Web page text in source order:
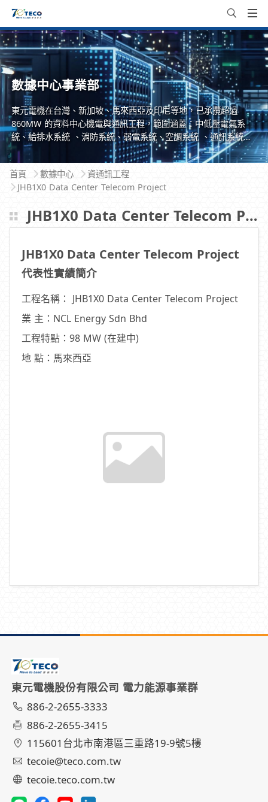
數據中心事業部
東元電機在台灣、新加坡、馬來西亞及印尼等地，已承攬超過
860MW 的資料中心機電與通訊工程，範圍涵蓋：中低壓電氣系
統、給排水系統 、消防系統、弱電系統、空調系統 、通訊系統。
成功案例包括全球前三大雲端服務商的資料中心，單一最大專案達
98MW，具備承攬 13,824C 光纖系統工程的能力。具備豐富的國
際工程經驗，熟悉歐美設計規範及 L1 - L5 測試要求，並自有專業
的 BIM 與 P6 團隊，深耕台灣與東南亞市場。
首頁 數據中心
資通訊工程
JHB1X0 Data Center Telecom Project
JHB1X0 Data Center Telecom Project
JHB1X0 Data Center Telecom Project
代表性實績簡介
工程名稱： JHB1X0 Data Center Telecom Project
業 主：NCL Energy Sdn Bhd
工程特點：98 MW (在建中)
地 點：馬來西亞
東元電機股份有限公司 電力能源事業群
886-2-2655-3333
886-2-2655-3415
115601台北市南港區三重路19-9號5樓
tecoie@teco.com.tw
tecoie.teco.com.tw